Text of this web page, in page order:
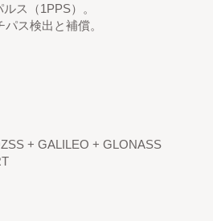
ス（1PPS）。
ス検出と補償。
+ GALILEO + GLONASS